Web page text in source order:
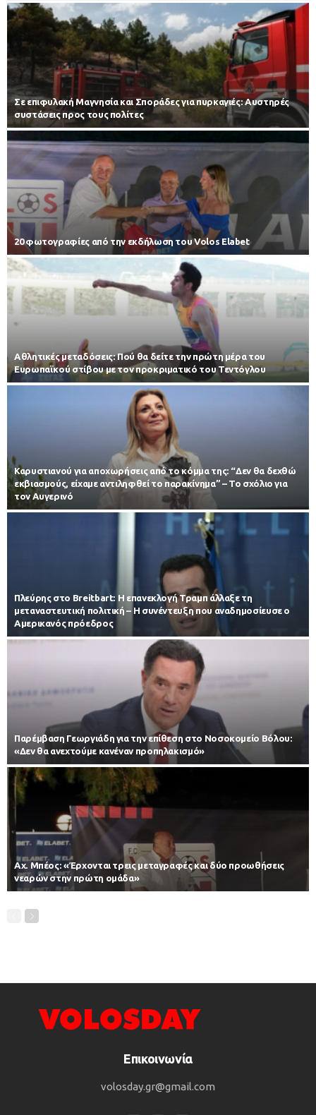
Σε επιφυλακή Μαγνησία και Σποράδες για πυρκαγιές: Αυστηρές
συστάσεις προς τους πολίτες
20 φωτογραφίες από την εκδήλωση του Volos Elabet
Αθλητικές μεταδόσεις: Πού θα δείτε την πρώτη μέρα του
Ευρωπαϊκού στίβου με τον προκριματικό του Τεντόγλου
Καρυστιανού για αποχωρήσεις από το κόμμα της: “Δεν θα δεχθώ
εκβιασμούς, είχαμε αντιληφθεί το παρακίνημα” – Το σχόλιο για
τον Αυγερινό
Πλεύρης στο Breitbart: Η επανεκλογή Τραμπ άλλαξε τη
μεταναστευτική πολιτική – Η συνέντευξη που αναδημοσίευσε ο
Αμερικανός πρόεδρος
Παρέμβαση Γεωργιάδη για την επίθεση στο Νοσοκομείο Βόλου:
«Δεν θα ανεχτούμε κανέναν προπηλακισμό»
Αχ. Μπέος: «Έρχονται τρεις μεταγραφές και δύο προωθήσεις
νεαρών στην πρώτη ομάδα»
Επικοινωνία
volosday.gr@gmail.com